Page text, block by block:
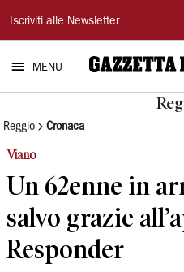
Gazzetta
di
Reggio
Iscriviti alle Newsletter
MENU
Reggio Cronaca
Viano
Un 62enne in
salvo grazie
Responder